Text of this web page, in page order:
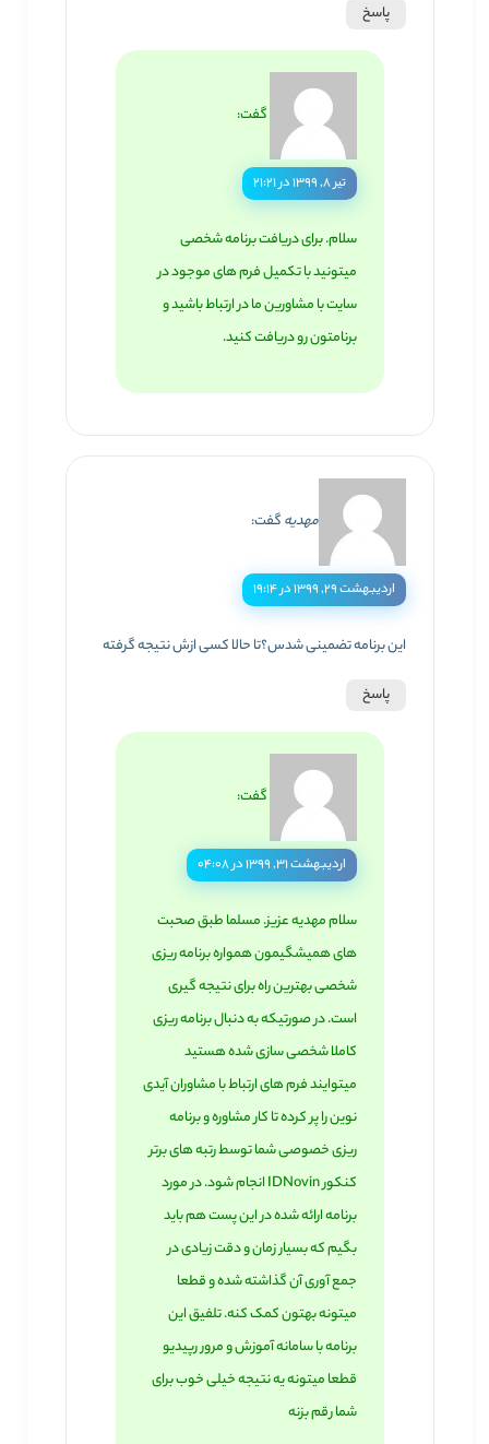
پاسخ
گفت:
تیر ۸, ۱۳۹۹ در ۲۱:۲۱
سلام. برای دریافت برنامه شخصی
میتونید با تکمیل فرم های موجود در
سایت با مشاورین ما در ارتباط باشید و
برنامتون رو دریافت کنید.
مهدیهگفت:
اردیبهشت ۲۹, ۱۳۹۹ در ۱۹:۱۴
این برنامه تضمینی شدس؟تا حالا کسی ازش نتیجه گرفته
پاسخ
گفت:
اردیبهشت ۳۱, ۱۳۹۹ در ۰۴:۰۸
سلام مهدیه عزیز. مسلما طبق صحبت
های همیشگیمون همواره برنامه ریزی
شخصی بهترین راه برای نتیجه گیری
است. در صورتیکه به دنبال برنامه ریزی
کاملا شخصی سازی شده هستید
میتوایند فرم های ارتباط با مشاوران آیدی
نوین را پر کرده تا کار مشاوره و برنامه
ریزی خصوصی شما توسط رتبه های برتر
کنکور IDNovin انجام شود. در مورد
برنامه ارائه شده در این پست هم باید
بگیم که بسیار زمان و دقت زیادی در
جمع آوری آن گذاشته شده و قطعا
میتونه بهتون کمک کنه. تلفیق این
برنامه با سامانه آموزش و مرور رپیدیو
قطعا میتونه یه نتیجه خیلی خوب برای
شما رقم بزنه